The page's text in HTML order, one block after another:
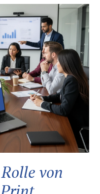
von